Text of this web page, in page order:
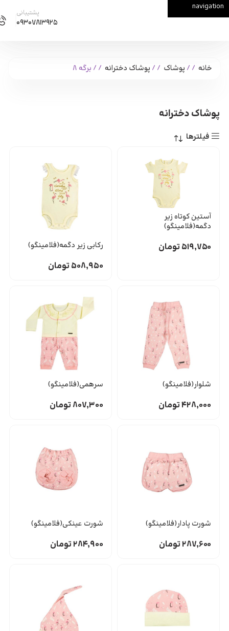
navigation
Skip to main content پشتیبانی
۰۹۳۰۷۸۱۳۹۲۵
خانه / پوشاک / پوشاک دخترانه / برگه 8
پوشاک دخترانه
فیلترها
آستین کوتاه زیر
دگمه(فلامینگو)
۵۱۹,۷۵۰تومان رکابی زیر دگمه(فلامینگو)
۵۰۸,۹۵۰تومان
شلوار(فلامینگو)
۴۲۸,۰۰۰تومان
سرهمی(فلامینگو)
۸۰۷,۳۰۰تومان
شورت پادار(فلامینگو)
۲۸۷,۶۰۰تومان
شورت عینکی(فلامینگو)
۲۸۴,۹۰۰تومان